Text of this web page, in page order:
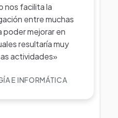
nos facilita la
entre muchas
poder mejorar en
resultaría muy
actividades»
E INFORMÁTICA